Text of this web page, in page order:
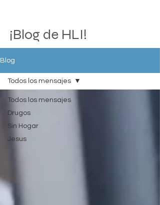
¡Blog de HLI!
Blog
Todos los mensajes
Drugos
Sin Hogar
Jesus
Todos los mensajes